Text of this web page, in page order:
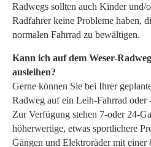
Radwegs sollten auch Kinder und/
Radfahrer keine Probleme haben,
normalen Fahrrad zu bewältigen.
Kann ich auf dem Weser-
ausleihen?
Gerne können Sie bei Ihrer
Radweg auf ein Leih-Fahrrad oder
Zur Verfügung stehen 7-oder 24-
höherwertige, etwas sportlichere
Gängen und Elektroräder mit einer